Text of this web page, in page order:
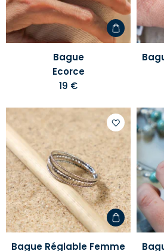
d'envies
Bague
Ecorce
19 €
Ajouter
à
votre
liste
d'envies
Bague Réglable Femme